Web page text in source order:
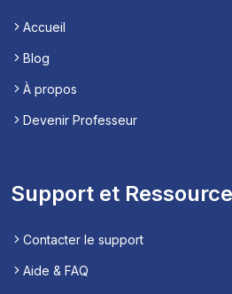
Accueil
Blog
À propos
Devenir Professeur
Support et
Contacter le support
Aide & FAQ